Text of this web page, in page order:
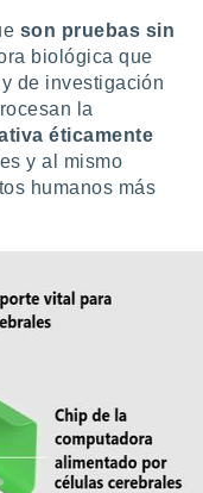
son pruebas sin
biológica que
de investigación
la
éticamente
y al mismo
humanos más